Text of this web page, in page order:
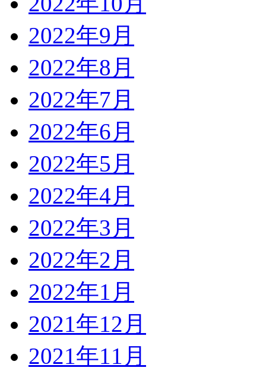
2022年9月
2022年8月
2022年7月
2022年6月
2022年5月
2022年4月
2022年3月
2022年2月
2022年1月
2021年12月
2021年11月